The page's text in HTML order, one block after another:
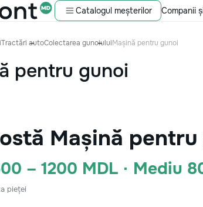
Catalogul meșterilor Companii
Tractări autoColectarea gunoiuluiMașină pentru gunoi
pentru gunoi
Mașină
– 1200 MDL · Mediu
pieței